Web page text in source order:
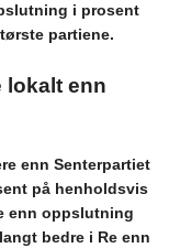
i prosent
partiene.
lokalt enn
enn Senterpartiet
på henholdsvis
enn oppslutning
bedre i Re enn